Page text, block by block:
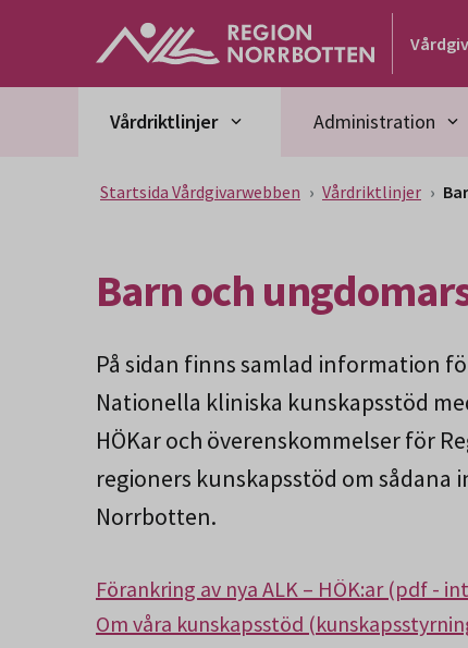
Gå till huvudmeny
Gå till övergripande innehåll
Vårdriktlinjer Administration
Startsida Vårdgivarwebben Vårdriktlinjer
Barn och
På sidan finns samlad information
Nationella kliniska kunskapsstöd
HÖKar och överenskommelser för
regioners kunskapsstöd om
Norrbotten.
Förankring av nya ALK – HÖK:ar (pdf -
Om våra kunskapsstöd